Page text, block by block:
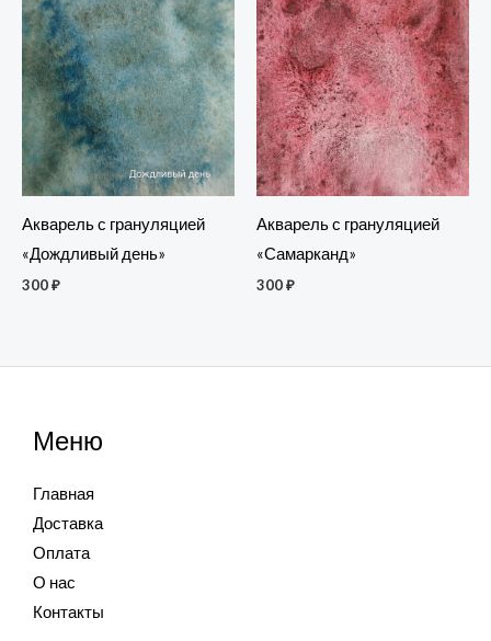
Акварель с грануляцией
«Дождливый день»
300₽
Акварель с грануляцией
«Самарканд»
300₽
Меню
Главная
Доставка
Оплата
О нас
Контакты